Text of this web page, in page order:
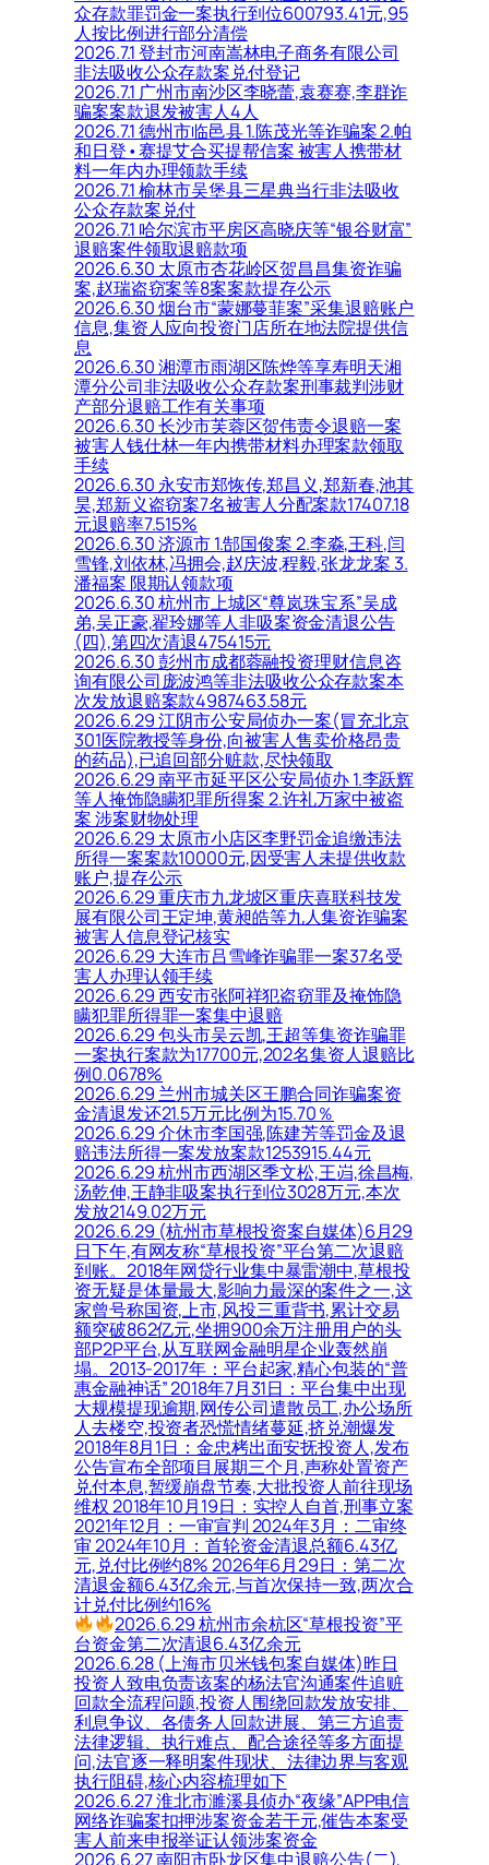
众存款罪罚金一案执行到位600793.41元,95
人按比例进行部分清偿
2026.7.1 登封市河南嵩林电子商务有限公司
非法吸收公众存款案兑付登记
2026.7.1 广州市南沙区李晓蕾,袁赛赛,李群诈
骗案案款退发被害人4人
2026.7.1 德州市临邑县 1.陈茂光等诈骗案 2.帕
和日登•赛提艾合买提帮信案 被害人携带材
料一年内办理领款手续
2026.7.1 榆林市吴堡县三星典当行非法吸收
公众存款案兑付
2026.7.1 哈尔滨市平房区高晓庆等“银谷财富”
退赔案件领取退赔款项
2026.6.30 太原市杏花岭区贺昌昌集资诈骗
案,赵瑞盗窃案等8案案款提存公示
2026.6.30 烟台市“蒙娜蔓菲案”采集退赔账户
信息,集资人应向投资门店所在地法院提供信
息
2026.6.30 湘潭市雨湖区陈烨等享寿明天湘
潭分公司非法吸收公众存款案刑事裁判涉财
产部分退赔工作有关事项
2026.6.30 长沙市芙蓉区贺伟责令退赔一案
被害人钱仕林一年内携带材料办理案款领取
手续
2026.6.30 永安市郑恢传,郑昌义,郑新春,池其
昊,郑新义盗窃案7名被害人分配案款17407.18
元退赔率7.515%
2026.6.30 济源市 1.郜国俊案 2.李淼,王科,闫
雪锋,刘依林,冯拥会,赵庆波,程毅,张龙龙案 3.
潘福案 限期认领款项
2026.6.30 杭州市上城区“尊岚珠宝系”吴成
弟,吴正豪,翟玲娜等人非吸案资金清退公告
(四),第四次清退475415元
2026.6.30 彭州市成都蓉融投资理财信息咨
询有限公司庞波鸿等非法吸收公众存款案本
次发放退赔案款4987463.58元
2026.6.29 江阴市公安局侦办一案(冒充北京
301医院教授等身份,向被害人售卖价格昂贵
的药品),已追回部分赃款,尽快领取
2026.6.29 南平市延平区公安局侦办 1.李跃辉
等人掩饰隐瞒犯罪所得案 2.许礼万家中被盗
案 涉案财物处理
2026.6.29 太原市小店区李野罚金追缴违法
所得一案案款10000元,因受害人未提供收款
账户,提存公示
2026.6.29 重庆市九龙坡区重庆喜联科技发
展有限公司王定坤,黄昶皓等九人集资诈骗案
被害人信息登记核实
2026.6.29 大连市吕雪峰诈骗罪一案37名受
害人办理认领手续
2026.6.29 西安市张阿祥犯盗窃罪及掩饰隐
瞒犯罪所得罪一案集中退赔
2026.6.29 包头市吴云凯,王超等集资诈骗罪
一案执行案款为17700元,202名集资人退赔比
例0.0678%
2026.6.29 兰州市城关区王鹏合同诈骗案资
金清退发还21.5万元比例为15.70％
2026.6.29 介休市李国强,陈建芳等罚金及退
赔违法所得一案发放案款1253915.44元
2026.6.29 杭州市西湖区季文松,王岿,徐昌梅,
汤乾伸,王静非吸案执行到位3028万元,本次
发放2149.02万元
2026.6.29 (杭州市草根投资案自媒体)6月29
日下午,有网友称“草根投资”平台第二次退赔
到账。2018年网贷行业集中暴雷潮中,草根投
资无疑是体量最大,影响力最深的案件之一,这
家曾号称国资,上市,风投三重背书,累计交易
额突破862亿元,坐拥900余万注册用户的头
部P2P平台,从互联网金融明星企业轰然崩
塌。2013-2017年：平台起家,精心包装的“普
惠金融神话” 2018年7月31日：平台集中出现
大规模提现逾期,网传公司遣散员工,办公场所
人去楼空,投资者恐慌情绪蔓延,挤兑潮爆发
2018年8月1日：金忠栲出面安抚投资人,发布
公告宣布全部项目展期三个月,声称处置资产
兑付本息,暂缓崩盘节奏,大批投资人前往现场
维权 2018年10月19日：实控人自首,刑事立案
2021年12月：一审宣判 2024年3月：二审终
审 2024年10月：首轮资金清退总额6.43亿
元,兑付比例约8% 2026年6月29日：第二次
清退金额6.43亿余元,与首次保持一致,两次合
计兑付比例约16%
2026.6.29 杭州市余杭区“草根投资”平
台资金第二次清退6.43亿余元
2026.6.28 (上海市贝米钱包案自媒体)昨日
投资人致电负责该案的杨法官沟通案件追赃
回款全流程问题,投资人围绕回款发放安排、
利息争议、各债务人回款进展、第三方追责
法律逻辑、执行难点、配合途径等多方面提
问,法官逐一释明案件现状、法律边界与客观
执行阻碍,核心内容梳理如下
2026.6.27 淮北市濉溪县侦办“夜缘”APP电信
网络诈骗案扣押涉案资金若干元,催告本案受
害人前来申报举证认领涉案资金
2026.6.27 南阳市卧龙区集中退赔公告(二),